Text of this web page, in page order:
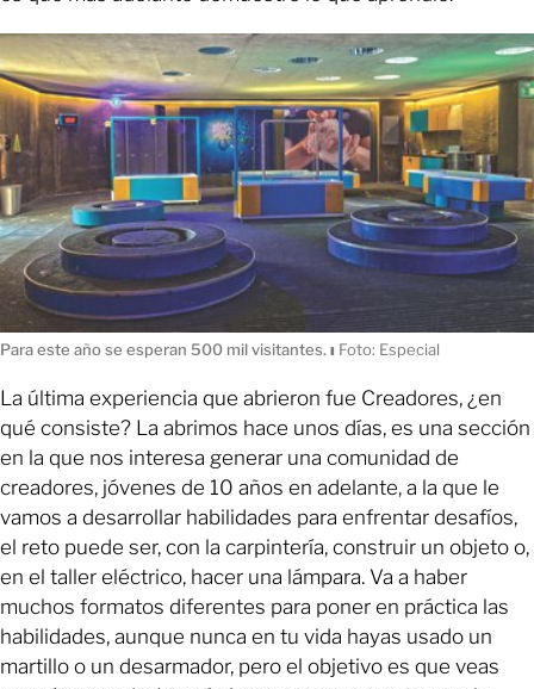
Para este año se esperan 500 mil visitantes.ı Foto: Especial
La última experiencia que abrieron fue Creadores, ¿en
qué consiste? La abrimos hace unos días, es una sección
en la que nos interesa generar una comunidad de
creadores, jóvenes de 10 años en adelante, a la que le
vamos a desarrollar habilidades para enfrentar desafíos,
el reto puede ser, con la carpintería, construir un objeto o,
en el taller eléctrico, hacer una lámpara. Va a haber
muchos formatos diferentes para poner en práctica las
habilidades, aunque nunca en tu vida hayas usado un
martillo o un desarmador, pero el objetivo es que veas